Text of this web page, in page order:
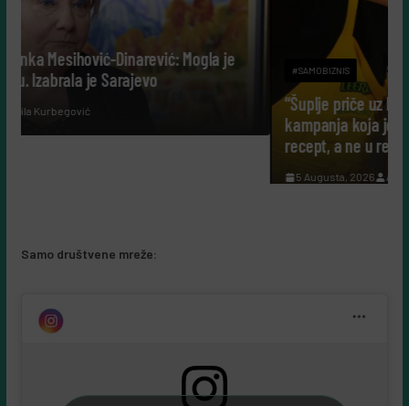
Mogla je
“Šuplje priče uz Leerdammer”: marketinška
kampanja koja je fudbalsku groznicu
Almir Kurbegović